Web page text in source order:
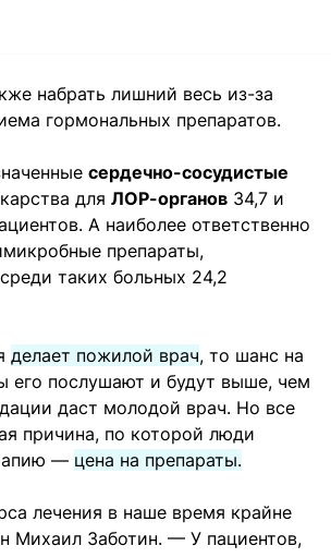
набрать лишний весь из-за
гормональных препаратов.
сердечно-сосудистые
для ЛОР-органов 34,7 и
А наиболее ответственно
препараты,
таких больных 24,2
делает пожилой врач, то шанс на
его послушают и будут выше, чем
даст молодой врач. Но все
причина, по которой люди
— цена на препараты.
лечения в наше время крайне
Михаил Заботин. — У пациентов,